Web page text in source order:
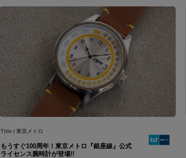
Title / 東京メトロ
もうすぐ100周年！東京メトロ『銀座線』公式
ライセンス腕時計が登場!!